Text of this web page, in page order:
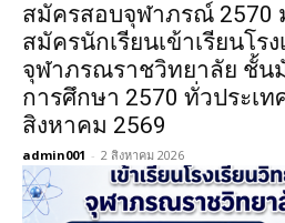
สมัครสอบจุฬาภรณ์ 2570
สมัครนักเรียนเข้าเรียนโร
จุฬาภรณราชวิทยาลัย ชั้น
การศึกษา 2570 ทั่วประเท
สิงหาคม 2569
admin001 - 2 สิงหาคม 2026